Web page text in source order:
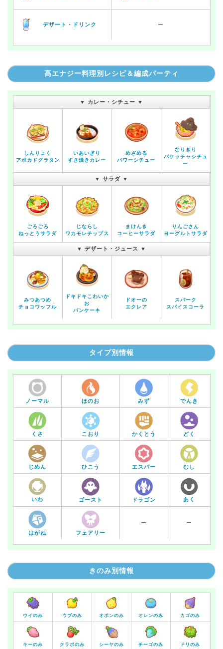
デザート・ドリンク ー
高エナジー料理別レシピ＆編成パーティ
▼ カレー・シチュー ▼
しんりょく
アボカドグラタン
いあいぎり
すき焼きカレー
めざめる
パワーシチュー
なりきり
バケッチャシチュ
ー
▼ サラダ ▼
ごろごろ
ねっとうサラダ
じならし
ワカモレチップス
まけんき
コーヒーサラダ
りんごさん
ヨーグルトサラダ
▼ デザート・ジュース ▼
みつあつめ
チョコワッフル
ドキドキこわいか
お
パンケーキ
ドオーの
エクレア
スパーク
スパイスコーラ
タイプ別情報
ノーマル ほのお みず でんき
くさ こおり かくとう どく
じめん ひこう エスパー むし
いわ ゴースト ドラゴン あく
はがね フェアリー
ー ー
きのみ別情報
ウイのみ ウブのみ オボンのみ オレンのみ カゴのみ
キーのみ クラボのみ シーヤのみ チーゴのみ ドリのみ